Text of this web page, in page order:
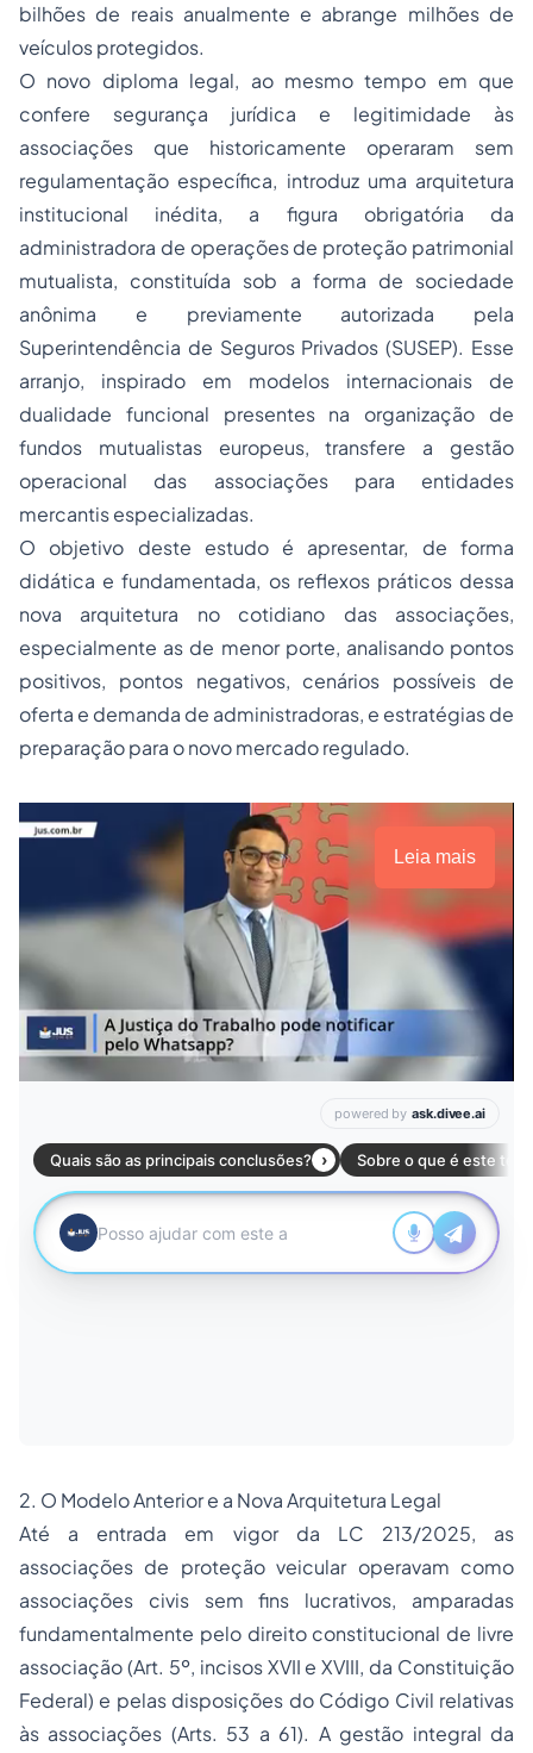
bilhões de reais anualmente e abrange milhões de
veículos protegidos.
O novo diploma legal, ao mesmo tempo em que
confere segurança jurídica e legitimidade às
associações que historicamente operaram sem
regulamentação específica, introduz uma arquitetura
institucional inédita, a figura obrigatória da
administradora de operações de proteção patrimonial
mutualista, constituída sob a forma de sociedade
anônima e previamente autorizada pela
Superintendência de Seguros Privados (SUSEP). Esse
arranjo, inspirado em modelos internacionais de
dualidade funcional presentes na organização de
fundos mutualistas europeus, transfere a gestão
operacional das associações para entidades
mercantis especializadas.
O objetivo deste estudo é apresentar, de forma
didática e fundamentada, os reflexos práticos dessa
nova arquitetura no cotidiano das associações,
especialmente as de menor porte, analisando pontos
positivos, pontos negativos, cenários possíveis de
oferta e demanda de administradoras, e estratégias de
preparação para o novo mercado regulado.
Leia mais
2. O Modelo Anterior e a Nova Arquitetura Legal
Até a entrada em vigor da LC 213/2025, as
associações de proteção veicular operavam como
associações civis sem fins lucrativos, amparadas
fundamentalmente pelo direito constitucional de livre
associação (Art. 5º, incisos XVII e XVIII, da Constituição
Federal) e pelas disposições do Código Civil relativas
às associações (Arts. 53 a 61). A gestão integral da